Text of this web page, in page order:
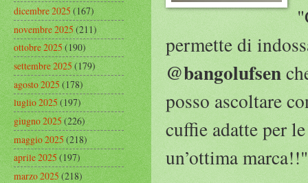
permette di
@bangolufsen
posso ascoltare
cuffie adatte per
un’ottima marca!!"
dicembre 2025(167)
novembre 2025(211)
ottobre 2025(190)
settembre 2025(179)
agosto 2025(178)
luglio 2025(197)
giugno 2025(226)
maggio 2025(218)
aprile 2025(197)
marzo 2025(218)